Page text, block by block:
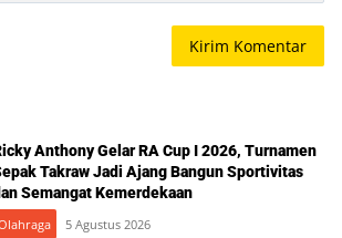
Anthony Gelar RA Cup I 2026, Turnamen
Takraw Jadi Ajang Bangun Sportivitas
Semangat Kemerdekaan
5 Agustus 2026